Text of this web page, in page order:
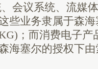
会议系统、流媒
些业务隶属于森海
；而消费电子
海塞尔的授权下